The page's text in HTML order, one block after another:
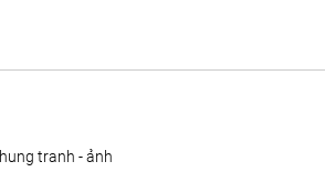
khung tranh - ảnh